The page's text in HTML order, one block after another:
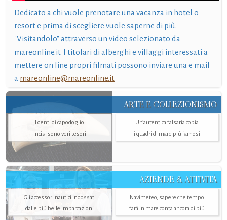
Dedicato a chi vuole prenotare una vacanza in hotel o
resort e prima di scegliere vuole saperne di più.
"Visitandolo" attraverso un video selezionato da
mareonline.it. I titolari di alberghi e villaggi interessati a
mettere on line propri filmati possono inviare una e mail
a mareonline@mareonline.it
ARTE E COLLEZIONISMO
I denti di capodoglio
incisi sono veri tesori
Un’autentica falsaria copia
i quadri di mare più famosi
AZIENDE & ATTIVITÀ
Gli accessori nautici indossati
dalle più belle imbarcazioni
Navimeteo, sapere che tempo
farà in mare conta ancora di più